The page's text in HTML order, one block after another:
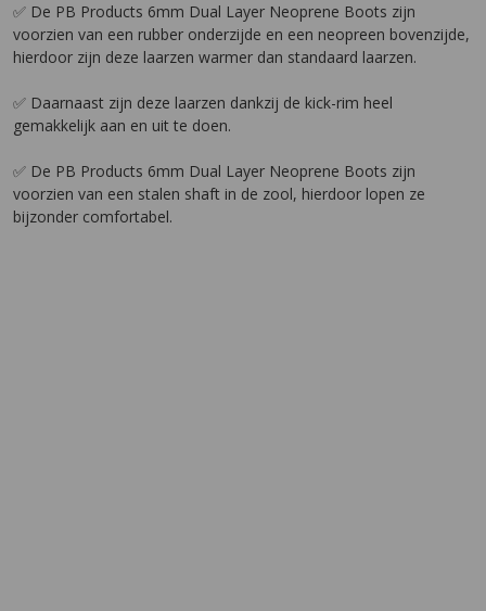
✅ De PB Products 6mm Dual Layer Neoprene Boots zijn
voorzien van een rubber onderzijde en een neopreen bovenzijde,
hierdoor zijn deze laarzen warmer dan standaard laarzen.
✅ Daarnaast zijn deze laarzen dankzij de kick-rim heel
gemakkelijk aan en uit te doen.
✅ De PB Products 6mm Dual Layer Neoprene Boots zijn
voorzien van een stalen shaft in de zool, hierdoor lopen ze
bijzonder comfortabel.